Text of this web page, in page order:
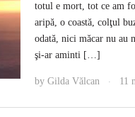
totul e mort, tot ce am
aripă, o coastă, colţul
odată, nici măcar nu au
şi-ar aminti […]
by Gilda Vălcan · 11